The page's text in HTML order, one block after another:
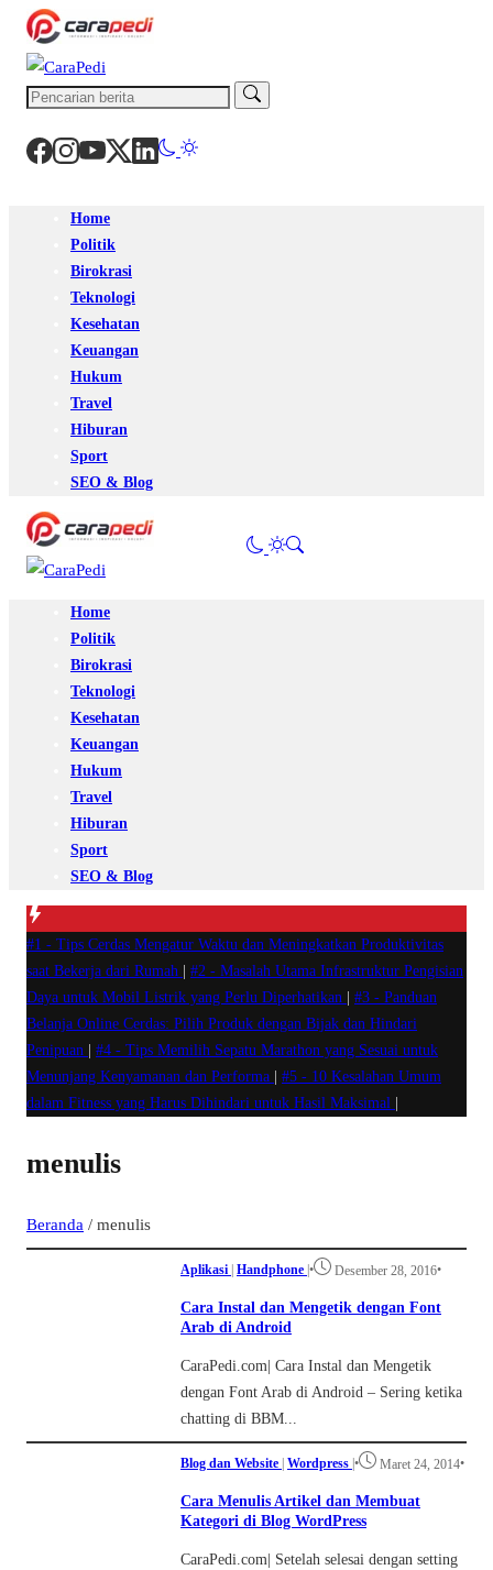
Home
Politik
Birokrasi
Teknologi
Kesehatan
Keuangan
Hukum
Travel
Hiburan
Sport
SEO & Blog
Home
Politik
Birokrasi
Teknologi
Kesehatan
Keuangan
Hukum
Travel
Hiburan
Sport
SEO & Blog
#1 - Tips Cerdas Mengatur Waktu dan Meningkatkan Produktivitas
saat Bekerja dari Rumah
#2 - Masalah Utama Infrastruktur Pengisian
Daya untuk Mobil Listrik yang Perlu Diperhatikan
#3 - Panduan
Belanja Online Cerdas: Pilih Produk dengan Bijak dan Hindari
Penipuan
#4 - Tips Memilih Sepatu Marathon yang Sesuai untuk
Menunjang Kenyamanan dan Performa
#5 - 10 Kesalahan Umum
dalam Fitness yang Harus Dihindari untuk Hasil Maksimal
menulis
Beranda / menulis
Aplikasi Handphone • Desember 28, 2016•
Cara Instal dan Mengetik dengan Font
Arab di Android
CaraPedi.com| Cara Instal dan Mengetik
dengan Font Arab di Android – Sering ketika
chatting di BBM...
Blog dan Website Wordpress • Maret 24, 2014•
Cara Menulis Artikel dan Membuat
Kategori di Blog WordPress
CaraPedi.com| Setelah selesai dengan setting